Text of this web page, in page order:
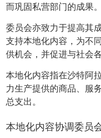
而巩固私营部门的成果。
委员会亦致力于提高其
支持本地化内容，为不
供机会，并促进与社会
本地化内容指在沙特阿
力生产提供的商品、服
总支出。
本地化内容协调委员